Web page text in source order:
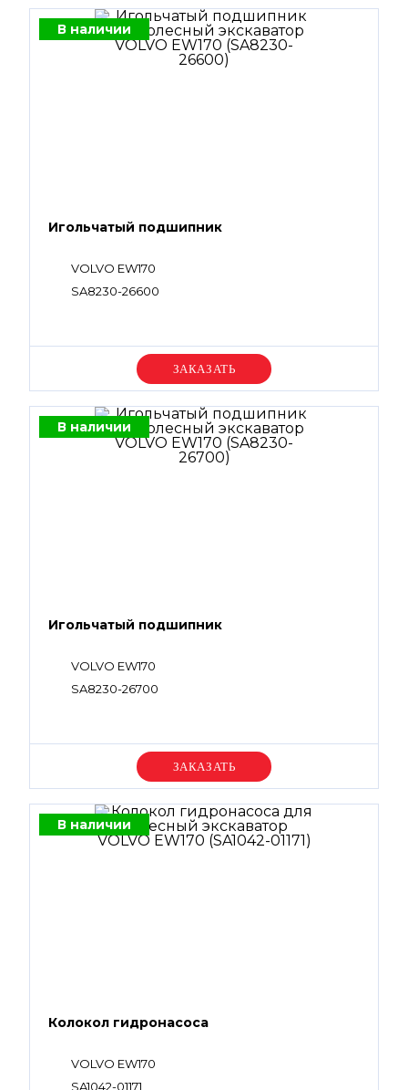
В наличии
Игольчатый подшипник
VOLVO EW170
SA8230-26600
Уточняйте цену
В наличии
Игольчатый подшипник
VOLVO EW170
SA8230-26700
Уточняйте цену
В наличии
Колокол гидронасоса
VOLVO EW170
SA1042-01171